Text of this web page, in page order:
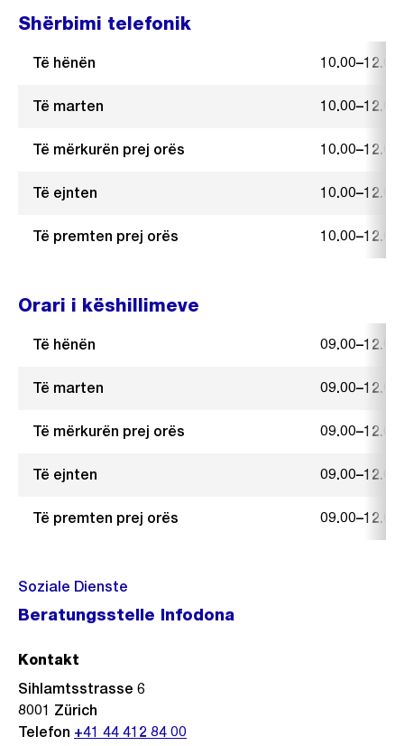
Shërbimi telefonik
Të hënën 10.00–12.00
Të marten 10.00–12.00
Të mërkurën prej orës 10.00–12.00
Të ejnten 10.00–12.00
Të premten prej orës 10.00–12.00
Orari i këshillimeve
Të hënën 09.00–12.00
Të marten 09.00–12.00
Të mërkurën prej orës 09.00–12.00
Të ejnten 09.00–12.00
Të premten prej orës 09.00–12.00
Soziale Dienste
Beratungsstelle Infodona
Kontakt
Sihlamtsstrasse 6
8001 Zürich
Telefon +41 44 412 84 00